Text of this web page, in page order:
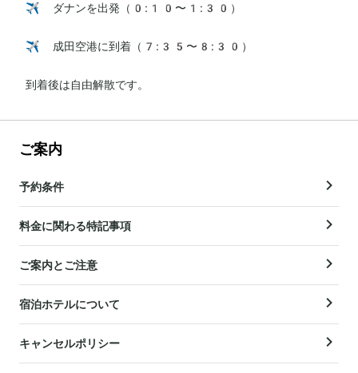
✈️ ダナンを出発（0:10〜1:30）
✈️ 成田空港に到着（7:35〜8:30）
到着後は自由解散です。
ご案内
予約条件
料金に関わる特記事項
ご案内とご注意
宿泊ホテルについて
キャンセルポリシー